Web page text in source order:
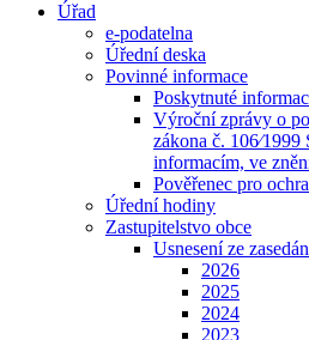
Úřad
e-podatelna
Úřední deska
Povinné informace
Poskytnuté
Výroční zprávy o
zákona č.
informacím, ve
Pověřenec pro
Úřední hodiny
Zastupitelstvo obce
Usnesení ze
2026
2025
2024
2023